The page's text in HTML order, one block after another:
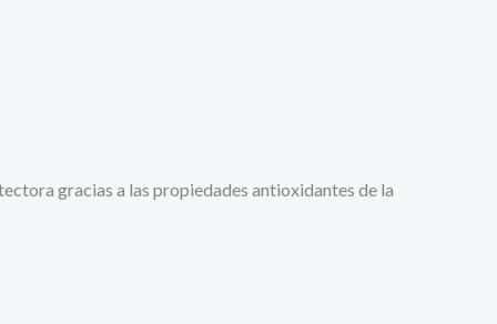
gracias a las propiedades antioxidantes de la